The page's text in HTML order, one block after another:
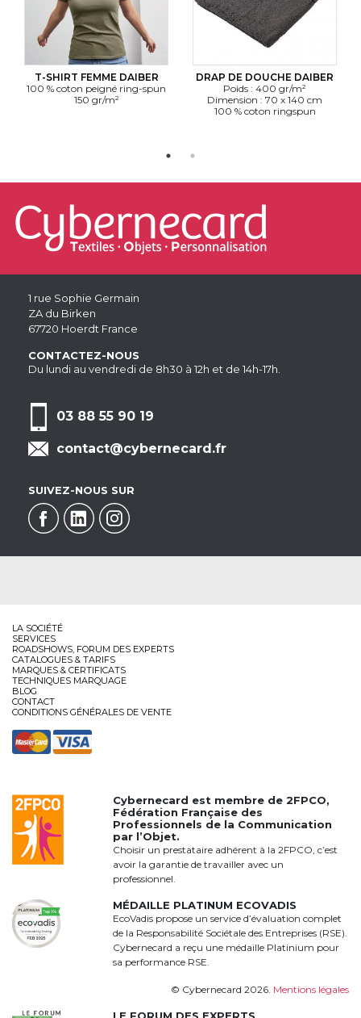
T-SHIRT FEMME DAIBER
100 % coton peigné ring-spun
150 gr/m²
DRAP DE DOUCHE DAIBER
Poids : 400 gr/m²
Dimension : 70 x 140 cm
100 % coton ringspun
1 rue Sophie Germain
ZA du Birken
67720 Hoerdt France
CONTACTEZ-NOUS
Du lundi au vendredi de 8h30 à 12h et de 14h-17h.
03 88 55 90 19
contact@cybernecard.fr
SUIVEZ-NOUS SUR
LA SOCIÉTÉ
SERVICES
ROADSHOWS, FORUM DES EXPERTS
CATALOGUES & TARIFS
MARQUES & CERTIFICATS
TECHNIQUES MARQUAGE
BLOG
CONTACT
CONDITIONS GÉNÉRALES DE VENTE
Cybernecard est membre de2FPCO,
Fédération Française des
Professionnels de la Communication
par l’Objet.
Choisir un prestataire adhérent à la 2FPCO, c’est
avoir la garantie de travailler avec un
professionnel.
MÉDAILLE PLATINUM ECOVADIS
EcoVadis propose un service d’évaluation complet
de la Responsabilité Sociétale des Entreprises (RSE).
Cybernecard a reçu une médaille Platinium pour
sa performance RSE.
© Cybernecard 2026. Mentions légales
LE FORUM DES EXPERTS